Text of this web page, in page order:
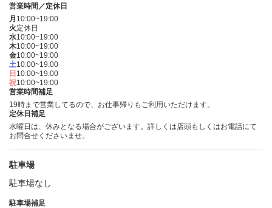
営業時間／定休日
月 10:00~19:00
火定休日
水10:00~19:00
木10:00~19:00
金10:00~19:00
土10:00~19:00
日 10:00~19:00
祝10:00~19:00
営業時間補足
19時まで営業してるので、お仕事帰りもご利用いただけます。
定休日補足
水曜日は、休みとなる場合がございます。詳しくは店頭もしくはお電話にて
お問合せくださいませ。
駐車場
駐車場なし
駐車場補足